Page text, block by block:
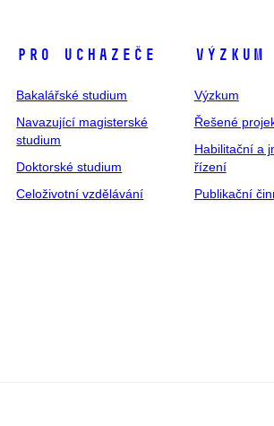
Pro uchazeče
Bakalářské studium
Navazující magisterské
studium
Doktorské studium
Celoživotní vzdělávání
Výzkum
Výzkum
Řešené
Habilitační a
řízení
Publikační